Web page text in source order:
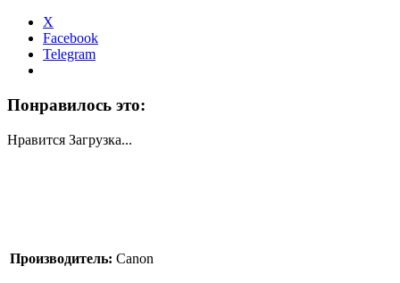
X
Facebook
Telegram
Понравилось это:
Нравится Загрузка...
Производитель: Canon